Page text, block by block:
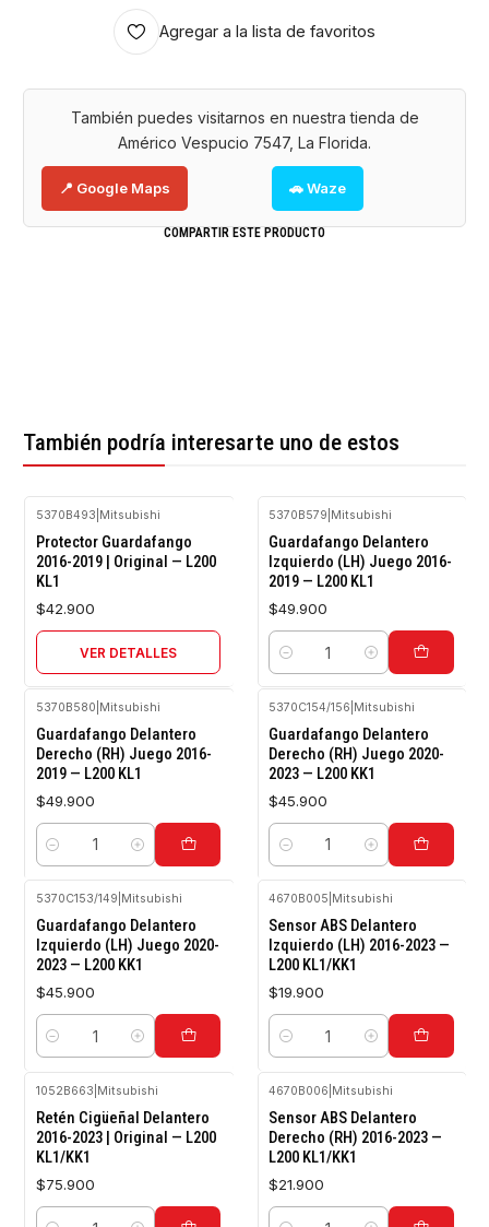
Agregar a la lista de favoritos
También puedes visitarnos en nuestra tienda de
Américo Vespucio 7547, La Florida.
📍 Google Maps 🚗 Waze
COMPARTIR ESTE PRODUCTO
También podría interesarte uno de estos
5370B493 Mitsubishi
Protector Guardafango
2016-2019 | Original — L200
KL1
$42.900
VER DETALLES
5370B579 Mitsubishi
Guardafango Delantero
Izquierdo (LH) Juego 2016-
2019 — L200 KL1
$49.900
Cantidad
5370B580 Mitsubishi
Guardafango Delantero
Derecho (RH) Juego 2016-
2019 — L200 KL1
$49.900
Cantidad
5370C154/156 Mitsubishi
Guardafango Delantero
Derecho (RH) Juego 2020-
2023 — L200 KK1
$45.900
Cantidad
5370C153/149 Mitsubishi
Guardafango Delantero
Izquierdo (LH) Juego 2020-
2023 — L200 KK1
$45.900
Cantidad
4670B005 Mitsubishi
Sensor ABS Delantero
Izquierdo (LH) 2016-2023 —
L200 KL1/KK1
$19.900
Cantidad
1052B663 Mitsubishi
Retén Cigüeñal Delantero
2016-2023 | Original — L200
KL1/KK1
$75.900
4670B006 Mitsubishi
Sensor ABS Delantero
Derecho (RH) 2016-2023 —
L200 KL1/KK1
$21.900